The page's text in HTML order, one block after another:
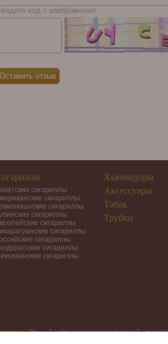
код с изображения:
сигариллы
сигариллы
сигариллы
сигариллы
сигариллы
сигариллы
сигариллы
сигариллы
сигариллы
Хьюмидоры
Аксессуары
Табак
Трубки
Данный сайт не является публичной